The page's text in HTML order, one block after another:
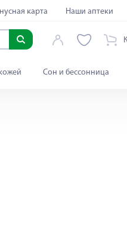
карта Наши аптеки
Сон и бессонница